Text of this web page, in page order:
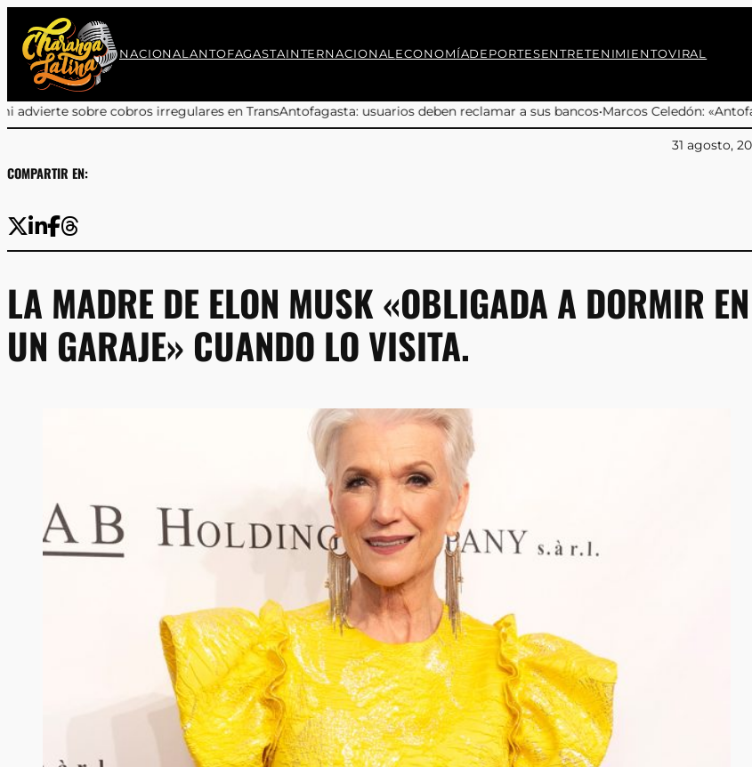
contenido
NACIONALANTOFAGASTAINTERNACIONALECONOMÍADEPORTESENTRETENIMIENTOVIRAL
en TransAntofagasta: usuarios deben reclamar a sus bancos•Marcos Celedón: «Antofagasta merece eventos
COMPARTIR EN:
31 agosto,
LA MADRE DE ELON MUSK «OBLIGADA A DORMIR EN
UN GARAJE» CUANDO LO VISITA.